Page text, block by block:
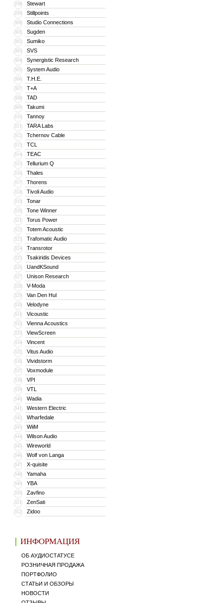
298 Stewart
299 Stillpoints
300 Studio Connections
301 Sugden
302 Sumiko
303 SVS
304 Synergistic Research
305 System Audio
306 T.H.E.
307 T+A
308 TAD
309 Takumi
310 Tannoy
311 TARA Labs
312 Tchernov Cable
313 TCL
314 TEAC
315 Tellurium Q
316 Thales
317 Thorens
318 Tivoli Audio
319 Tonar
320 Tone Winner
321 Torus Power
322 Totem Acoustic
323 Trafomatic Audio
324 Transrotor
325 Tsakiridis Devices
326 UandKSound
327 Unison Research
328 V-Moda
329 Van Den Hul
330 Velodyne
331 Vicoustic
332 Vienna Acoustics
333 ViewScreen
334 Vincent
335 Vitus Audio
336 Vividstorm
337 Voxmodule
338 VPI
339 VTL
340 Wadia
341 Western Electric
342 Wharfedale
343 WiiM
344 Wilson Audio
345 Wireworld
346 Wolf von Langa
347 X-quisite
348 Yamaha
349 YBA
350 Zavfino
351 ZenSati
352 Zidoo
ИНФОРМАЦИЯ
ОБ АУДИОСТАТУСЕ
РОЗНИЧНАЯ ПРОДАЖА
ПОРТФОЛИО
СТАТЬИ И ОБЗОРЫ
НОВОСТИ